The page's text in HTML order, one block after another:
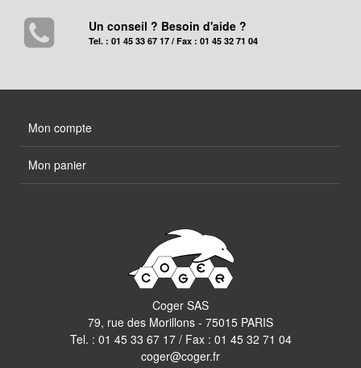
Un conseil ? Besoin d'aide ?
Tel. : 01 45 33 67 17 / Fax : 01 45 32 71 04
Mon compte
Mon panier
Coger SAS
79, rue des Morillons - 75015 PARIS
Tel. : 01 45 33 67 17/ Fax : 01 45 32 71 04
coger@coger.fr